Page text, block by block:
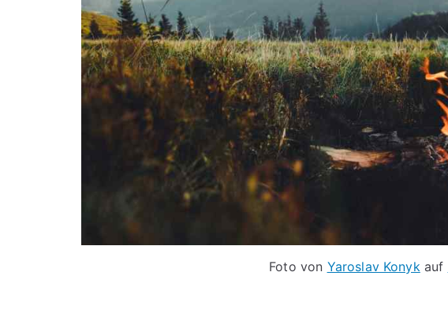
Foto von Yaroslav Konykauf